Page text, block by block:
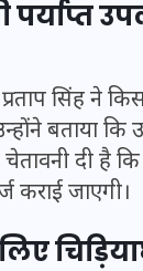
सिंह ने
बताया कि
दी है
कराई जाएगी।
भावुक
यहीं